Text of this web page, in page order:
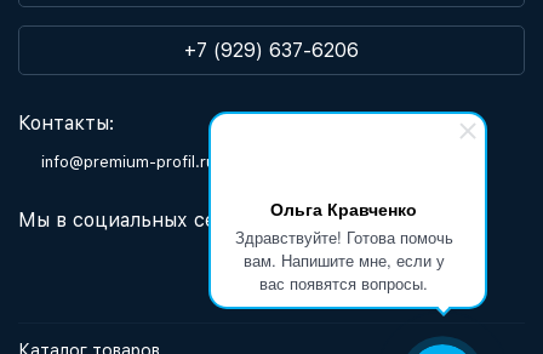
Ольга Кравченко
Здравствуйте! Готова помочь
вам. Напишите мне, если у
вас появятся вопросы.
+7 (929) 637-6206
Контакты:
info@premium-profil.ru
Мы в социальных сетях: